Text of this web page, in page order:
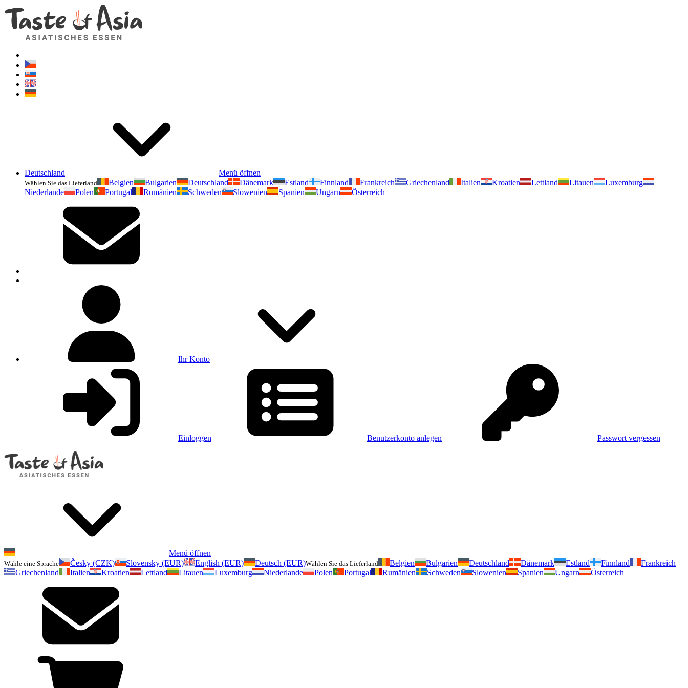
Deutschland Menü öffnen
Wählen Sie das Lieferland Belgien Bulgarien Deutschland Dänemark Estland Finnland Frankreich Griechenland Italien Kroatien Lettland Litauen
Luxemburg
Niederlande
Polen Portugal Rumänien Schweden Slowenien Spanien Ungarn Österreich
Ihr Konto
Einloggen Benutzerkonto anlegen Passwort vergessen
Menü öffnen
Wähle eine Sprache Česky (CZK) Slovensky (EUR) English (EUR) Deutsch (EUR)Wählen Sie das Lieferland Belgien Bulgarien Deutschland Dänemark Estland Finnland
Frankreich
Griechenland
Italien Kroatien Lettland Litauen Luxemburg Niederlande Polen Portugal Rumänien Schweden Slowenien Spanien Ungarn Österreich